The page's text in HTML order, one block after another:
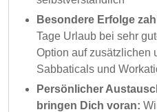
Besondere Erfolge
Tage Urlaub bei sehr
Option auf zusätzlichen
Sabbaticals und
Persönlicher
bringen Dich voran: